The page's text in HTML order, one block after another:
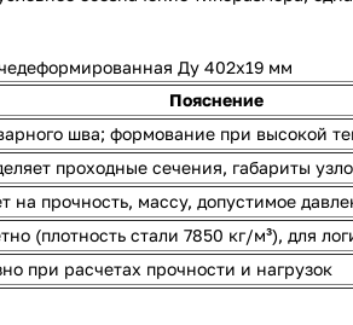
Ду 402х19 мм
Пояснение
шва; формование при высокой
проходные сечения, габариты
на прочность, массу, допустимое
(плотность стали 7850 кг/м³), для
при расчетах прочности и нагрузок